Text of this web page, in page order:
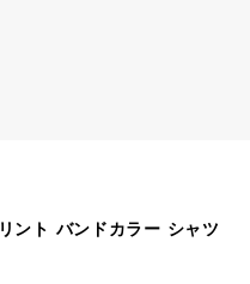
ト バンドカラー シャツ